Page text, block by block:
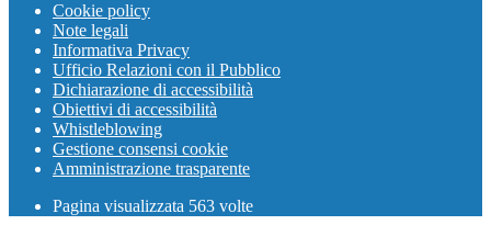
Cookie policy
Note legali
Informativa Privacy
Ufficio Relazioni con il Pubblico
Dichiarazione di accessibilità
Obiettivi di accessibilità
Whistleblowing
Gestione consensi cookie
Amministrazione trasparente
Pagina visualizzata 563 volte